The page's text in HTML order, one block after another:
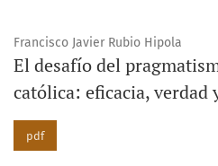
Francisco Javier Rubio Hipola
El desafío del
católica: eficacia, verdad
pdf